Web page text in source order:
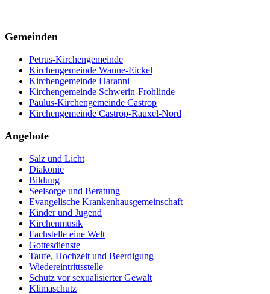
Gemeinden
Petrus-Kirchengemeinde
Kirchengemeinde Wanne-Eickel
Kirchengemeinde Haranni
Kirchengemeinde Schwerin-Frohlinde
Paulus-Kirchengemeinde Castrop
Kirchengemeinde Castrop-Rauxel-Nord
Angebote
Salz und Licht
Diakonie
Bildung
Seelsorge und Beratung
Evangelische Krankenhausgemeinschaft
Kinder und Jugend
Kirchenmusik
Fachstelle eine Welt
Gottesdienste
Taufe, Hochzeit und Beerdigung
Wiedereintrittsstelle
Schutz vor sexualisierter Gewalt
Klimaschutz